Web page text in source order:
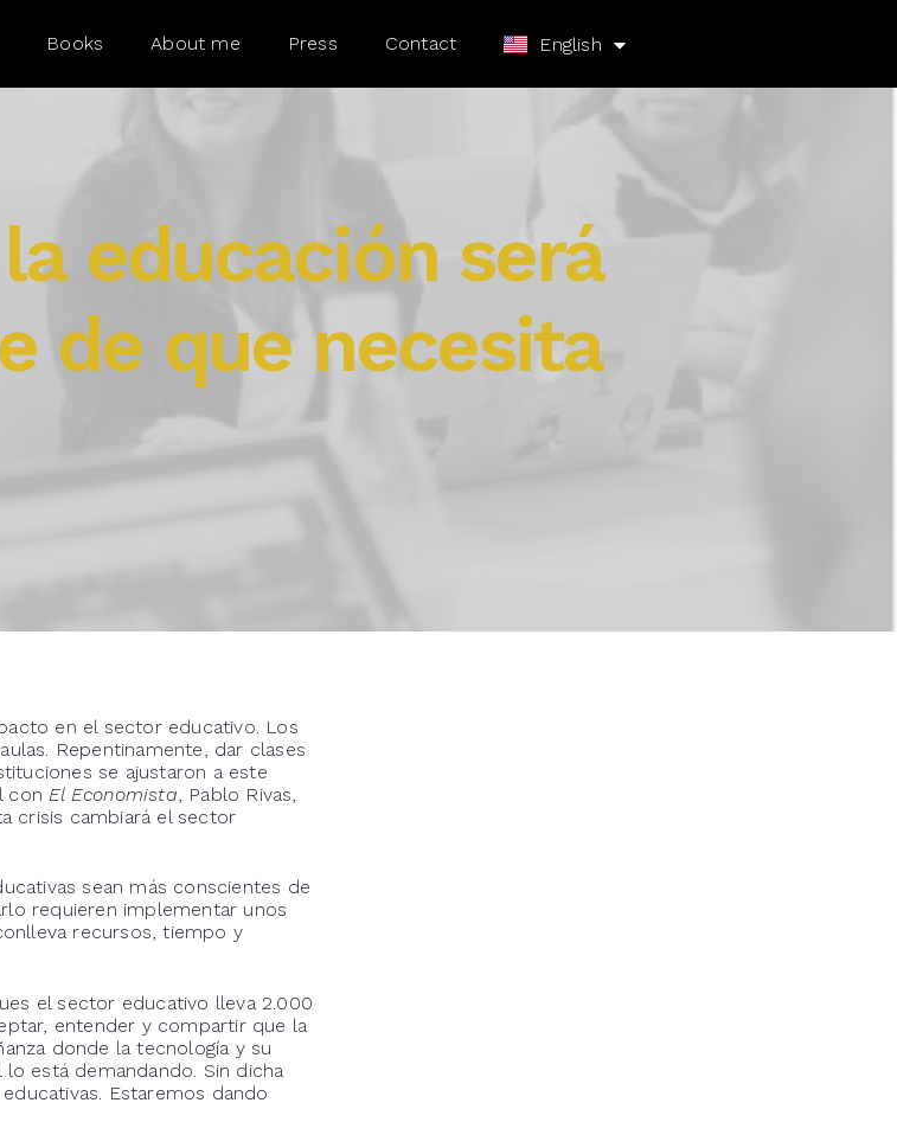
Books About me Press Contact English
Español
educación será
de que necesita
en el sector educativo. Los
Repentinamente, dar clases
se ajustaron a este
con El Economista , Pablo Rivas,
crisis cambiará el sector
sean más conscientes de
requieren implementar unos
recursos, tiempo y
el sector educativo lleva 2.000
entender y compartir que la
donde la tecnología y su
está demandando. Sin dicha
Estaremos dando